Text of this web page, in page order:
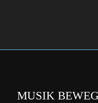
MUSIK